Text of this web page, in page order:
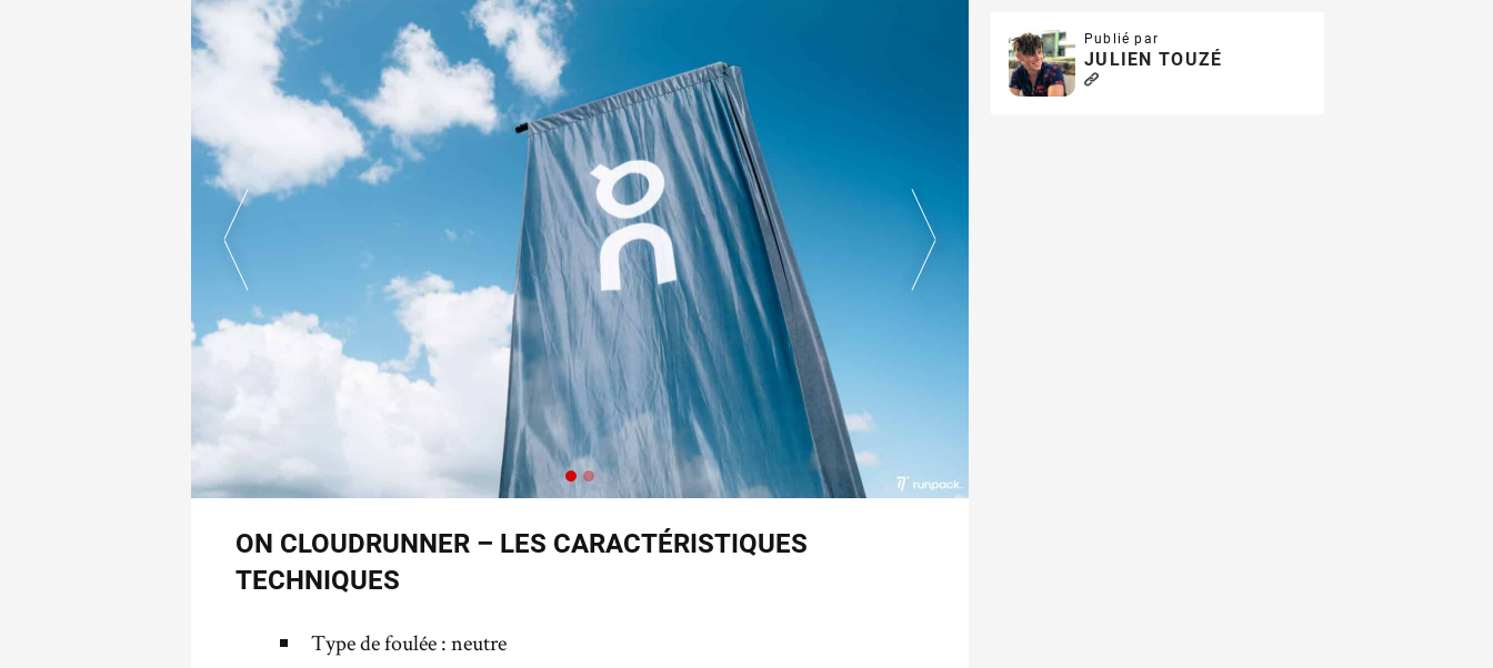
ON CLOUDRUNNER – LES CARACTÉRISTIQUES
TECHNIQUES
Type de foulée : neutre
Publié par
JULIEN TOUZÉ